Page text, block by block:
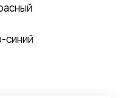
синий